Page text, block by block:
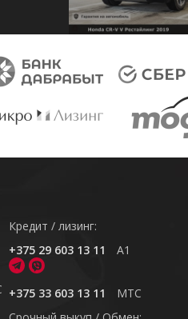
Кредит / лизинг:
+375 29 603 13 11
A1
+375 33 603 13 11
MTC